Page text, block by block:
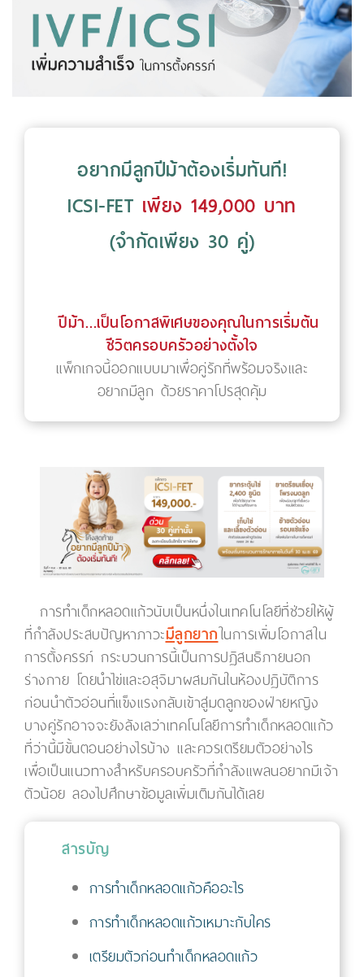
อยากมีลูกปีม้าต้องเริ่มทันที!
ICSI-FET เพียง 149,000 บาท
(จำกัดเพียง 30 คู่)
ปีม้า…เป็นโอกาสพิเศษของคุณในการเริ่มต้น
ชีวิตครอบครัวอย่างตั้งใจ
แพ็กเกจนี้ออกแบบมาเพื่อคู่รักที่พร้อมจริงและ
อยากมีลูก ด้วยราคาโปรสุดคุ้ม
การทำเด็กหลอดแก้วนับเป็นหนึ่งในเทคโนโลยีที่ช่วยให้ผู้
ที่กำลังประสบปัญหาภาวะมีลูกยากในการเพิ่มโอกาสใน
การตั้งครรภ์ กระบวนการนี้เป็นการปฏิสนธิภายนอก
ร่างกาย โดยนำไข่และอสุจิมาผสมกันในห้องปฏิบัติการ
ก่อนนำตัวอ่อนที่แข็งแรงกลับเข้าสู่มดลูกของฝ่ายหญิง
บางคู่รักอาจจะยังลังเลว่าเทคโนโลยีการทำเด็กหลอดแก้ว
ที่ว่านี้มีขั้นตอนอย่างไรบ้าง และควรเตรียมตัวอย่างไร
เพื่อเป็นแนวทางสำหรับครอบครัวที่กำลังแพลนอยากมีเจ้า
ตัวน้อย ลองไปศึกษาข้อมูลเพิ่มเติมกันได้เลย
สารบัญ
การทำเด็กหลอดแก้วคืออะไร
การทำเด็กหลอดแก้วเหมาะกับใคร
เตรียมตัวก่อนทำเด็กหลอดแก้ว